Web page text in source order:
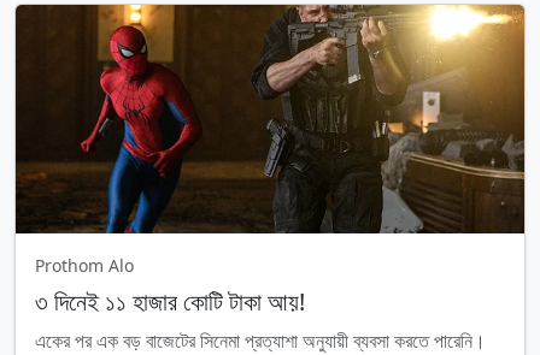
Prothom Alo
৩ দিনেই ১১ হাজার কোটি টাকা আয়!
একের পর এক বড় বাজেটের সিনেমা প্রত্যাশা অনুযায়ী ব্যবসা করতে পারেনি।